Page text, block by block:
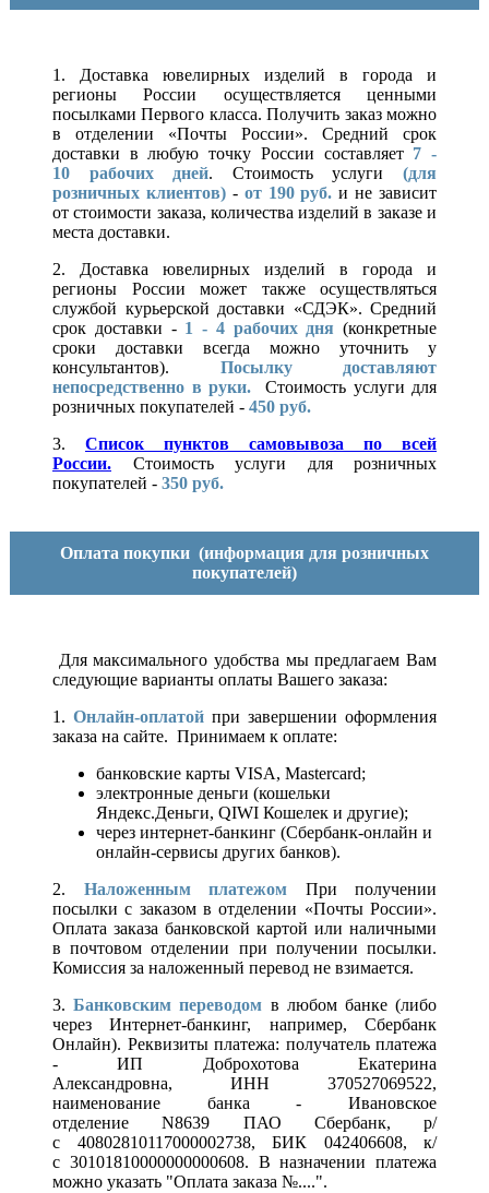
1. Доставка ювелирных изделий в города и
регионы России осуществляется ценными
посылками Первого класса. Получить заказ можно
в отделении «Почты России». Средний срок
доставки в любую точку России составляет 7 -
10 рабочих дней. Стоимость услуги(для
розничных клиентов)- от 190 руб. и не зависит
от стоимости заказа, количества изделий в заказе и
места доставки.
2. Доставка ювелирных изделий в города и
регионы России может также осуществляться
службой курьерской доставки «СДЭК». Средний
срок доставки - 1 - 4 рабочих дня (конкретные
сроки доставки всегда можно уточнить у
консультантов). Посылку доставляют
непосредственно в руки.
Стоимость услуги для
розничных покупателей - 450 руб.
3. Список пунктов самовывоза по всей
России.
Стоимость услуги для розничных
покупателей - 350 руб.
Оплата покупки (информация для розничных
покупателей)
Для максимального удобства мы предлагаем Вам
следующие варианты оплаты Вашего заказа:
1. Онлайн-оплатой при завершении оформления
заказа на сайте. Принимаем к оплате:
банковские карты VISA, Mastercard;
электронные деньги (кошельки
Яндекс.Деньги, QIWI Кошелек и другие);
через интернет-банкинг (Сбербанк-онлайн и
онлайн-сервисы других банков).
2. Наложенным платежом При получении
посылки с заказом в отделении «Почты России».
Оплата заказа банковской картой или наличными
в почтовом отделении при получении посылки.
Комиссия за наложенный перевод не взимается.
3.Банковским переводом в любом банке (либо
через Интернет-банкинг, например, Сбербанк
Онлайн). Реквизиты платежа: получатель платежа
- ИП Доброхотова Екатерина
Александровна, ИНН 370527069522,
наименование банка - Ивановское
отделение N8639 ПАО Сбербанк, р/
с 40802810117000002738, БИК 042406608, к/
с 30101810000000000608. В назначении платежа
можно указать "Оплата заказа №....".